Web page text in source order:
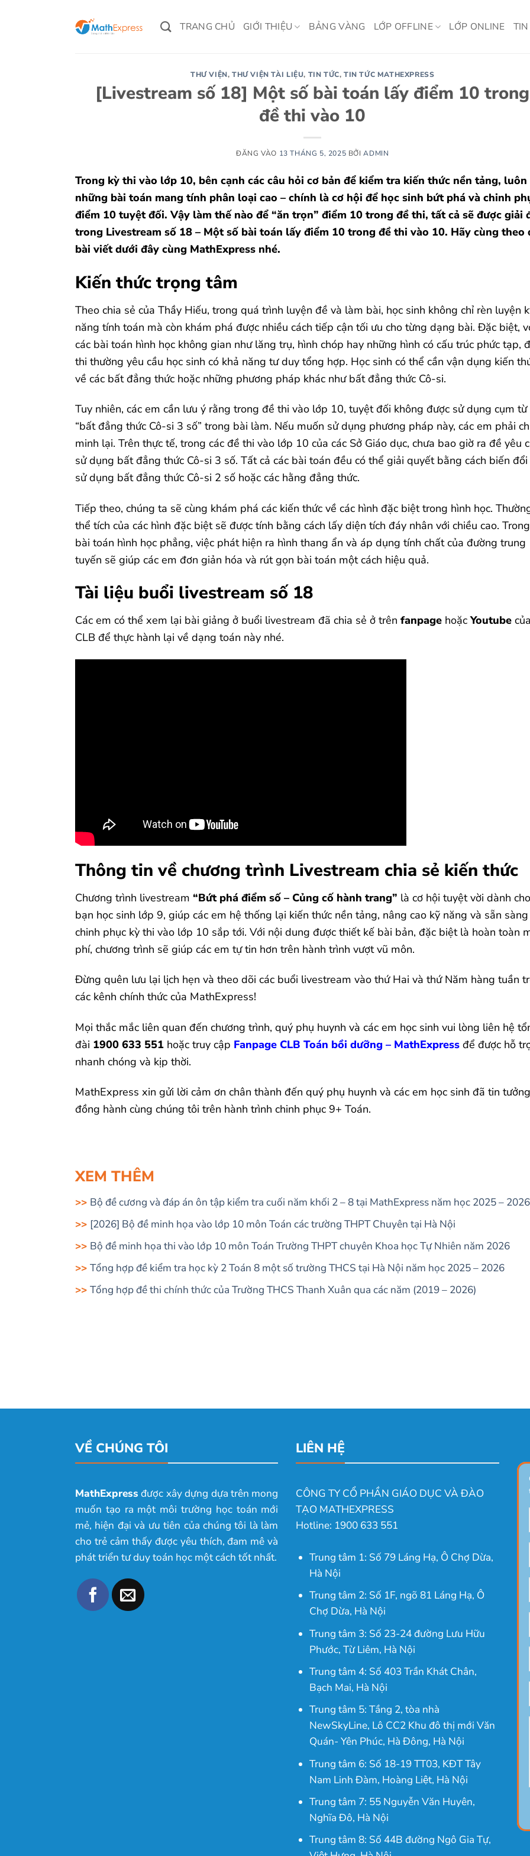
TRANG CHỦ GIỚI THIỆU BẢNG VÀNG LỚP OFFLINE LỚP ONLINE
THƯ VIỆN,THƯ VIỆN TÀI LIỆU, TIN TỨC,TIN TỨC MATHEXPRESS
[Livestream số 18] Một số bài toán lấy điểm 10 trong
đề thi vào 10
ĐĂNG VÀO 13 THÁNG 5, 2025 BỞIADMIN
Trong kỳ thi vào lớp 10, bên cạnh các câu hỏi cơ bản để kiểm tra kiến thức nền tảng, luôn
những bài toán mang tính phân loại cao – chính là cơ hội để học sinh bứt phá và chinh
điểm 10 tuyệt đối. Vậy làm thế nào để “ăn trọn” điểm 10 trong đề thi, tất cả sẽ được giải
trong Livestream số 18 – Một số bài toán lấy điểm 10 trong đề thi vào 10. Hãy cùng theo
bài viết dưới đây cùng MathExpress nhé.
Kiến thức trọng tâm
Theo chia sẻ của Thầy Hiếu, trong quá trình luyện đề và làm bài, học sinh không chỉ rèn luyện
năng tính toán mà còn khám phá được nhiều cách tiếp cận tối ưu cho từng dạng bài. Đặc biệt,
các bài toán hình học không gian như lăng trụ, hình chóp hay những hình có cấu trúc phức tạp,
thi thường yêu cầu học sinh có khả năng tư duy tổng hợp. Học sinh có thể cần vận dụng kiến
về các bất đẳng thức hoặc những phương pháp khác như bất đẳng thức Cô-si.
Tuy nhiên, các em cần lưu ý rằng trong đề thi vào lớp 10, tuyệt đối không được sử dụng cụm từ
“bất đẳng thức Cô-si 3 số” trong bài làm. Nếu muốn sử dụng phương pháp này, các em phải
minh lại. Trên thực tế, trong các đề thi vào lớp 10 của các Sở Giáo dục, chưa bao giờ ra đề yêu
sử dụng bất đẳng thức Cô-si 3 số. Tất cả các bài toán đều có thể giải quyết bằng cách biến
sử dụng bất đẳng thức Cô-si 2 số hoặc các hằng đẳng thức.
Tiếp theo, chúng ta sẽ cùng khám phá các kiến thức về các hình đặc biệt trong hình học.
thể tích của các hình đặc biệt sẽ được tính bằng cách lấy diện tích đáy nhân với chiều cao.
bài toán hình học phẳng, việc phát hiện ra hình thang ẩn và áp dụng tính chất của đường trung
tuyến sẽ giúp các em đơn giản hóa và rút gọn bài toán một cách hiệu quả.
Tài liệu buổi livestream số 18
Các em có thể xem lại bài giảng ở buổi livestream đã chia sẻ ở trên fanpage hoặcYoutube
CLB để thực hành lại về dạng toán này nhé.
Thông tin về chương trình Livestream chia sẻ kiến thức
Chương trình livestream “Bứt phá điểm số – Củng cố hành trang” là cơ hội tuyệt vời dành
bạn học sinh lớp 9, giúp các em hệ thống lại kiến thức nền tảng, nâng cao kỹ năng và sẵn sàng
chinh phục kỳ thi vào lớp 10 sắp tới. Với nội dung được thiết kế bài bản, đặc biệt là hoàn toàn
phí, chương trình sẽ giúp các em tự tin hơn trên hành trình vượt vũ môn.
Đừng quên lưu lại lịch hẹn và theo dõi các buổi livestream vào thứ Hai và thứ Năm hàng tuần
các kênh chính thức của MathExpress!
Mọi thắc mắc liên quan đến chương trình, quý phụ huynh và các em học sinh vui lòng liên hệ
đài 1900 633 551 hoặc truy cập Fanpage CLB Toán bồi dưỡng – MathExpress để được hỗ
nhanh chóng và kịp thời.
MathExpress xin gửi lời cảm ơn chân thành đến quý phụ huynh và các em học sinh đã tin
đồng hành cùng chúng tôi trên hành trình chinh phục 9+ Toán.
XEM THÊM
Bộ đề cương và đáp án ôn tập kiểm tra cuối năm khối 2 – 8 tại MathExpress năm học 2025 – 2026
[2026] Bộ đề minh họa vào lớp 10 môn Toán các trường THPT Chuyên tại Hà Nội
Bộ đề minh họa thi vào lớp 10 môn Toán Trường THPT chuyên Khoa học Tự Nhiên năm 2026
Tổng hợp đề kiểm tra học kỳ 2 Toán 8 một số trường THCS tại Hà Nội năm học 2025 – 2026
Tổng hợp đề thi chính thức của Trường THCS Thanh Xuân qua các năm (2019 – 2026)
VỀ CHÚNG TÔI
MathExpress được xây dựng dựa trên mong
muốn tạo ra một môi trường học toán mới
mẻ, hiện đại và ưu tiên của chúng tôi là làm
cho trẻ cảm thấy được yêu thích, đam mê và
phát triển tư duy toán học một cách tốt nhất.
LIÊN HỆ
CÔNG TY CỔ PHẦN GIÁO DỤC VÀ ĐÀO
TẠO MATHEXPRESS
Hotline: 1900 633 551
Trung tâm 1: Số 79 Láng Hạ, Ô Chợ Dừa,
Hà Nội
Trung tâm 2: Số 1F, ngõ 81 Láng Hạ, Ô
Chợ Dừa, Hà Nội
Trung tâm 3: Số 23-24 đường Lưu Hữu
Phước, Từ Liêm, Hà Nội
Trung tâm 4: Số 403 Trần Khát Chân,
Bạch Mai, Hà Nội
Trung tâm 5: Tầng 2, tòa nhà
NewSkyLine, Lô CC2 Khu đô thị mới Văn
Quán- Yên Phúc, Hà Đông, Hà Nội
Trung tâm 6: Số 18-19 TT03, KĐT Tây
Nam Linh Đàm, Hoàng Liệt, Hà Nội
Trung tâm 7: 55 Nguyễn Văn Huyên,
Nghĩa Đô, Hà Nội
Trung tâm 8: Số 44B đường Ngô Gia Tự,